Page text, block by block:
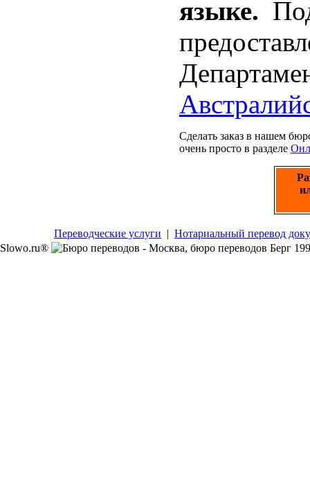
языке.
Сделать заказ в нашем
очень просто в разделе
Переводческие услуги | Нотариальный перевод
Slowo.ru®